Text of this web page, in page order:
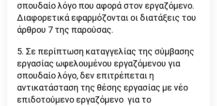
σπουδαίο λόγο που αφορά στον εργαζόμενο.
Διαφορετικά εφαρμόζονται οι διατάξεις του
άρθρου 7 της παρούσας.
5. Σε περίπτωση καταγγελίας της σύμβασης
εργασίας ωφελουμένου εργαζόμενου για
σπουδαίο λόγο, δεν επιτρέπεται η
αντικατάσταση της θέσης εργασίας με νέο
επιδοτούμενο εργαζόμενο για το